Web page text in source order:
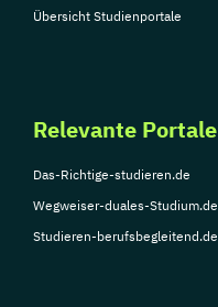
Übersicht Studienportale
Relevante Portale
Das-Richtige-studieren.de
Wegweiser-duales-Studium.de
Studieren-berufsbegleitend.de